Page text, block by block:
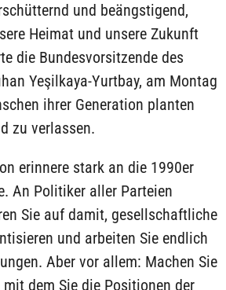
und beängstigend,
Heimat und unsere Zukunft
die Bundesvorsitzende des
Yeşilkaya-Yurtbay, am Montag
ihrer Generation planten
zu verlassen.
erinnere stark an die 1990er
An Politiker aller Parteien
Sie auf damit, gesellschaftliche
und arbeiten Sie endlich
Aber vor allem: Machen Sie
dem Sie die Positionen der